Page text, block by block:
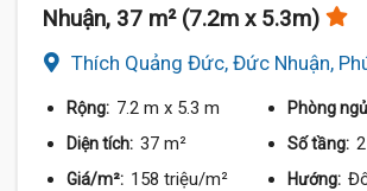
Nhuận, 37 m² (7.2m x 5.3m)
Thích Quảng Đức, Đức Nhuận,
Rộng: 7.2 m x 5.3 m Phòng
Diện tích: 37 m² Số tầng:
Giá/m²: 158 triệu/m² Hướng: